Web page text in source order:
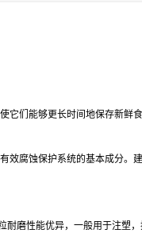
们能够更长时间地保存新鲜
腐蚀保护系统的基本成分。
磨性能优异，一般用于注